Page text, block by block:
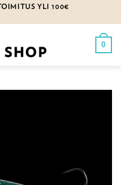
YLI 100€
0